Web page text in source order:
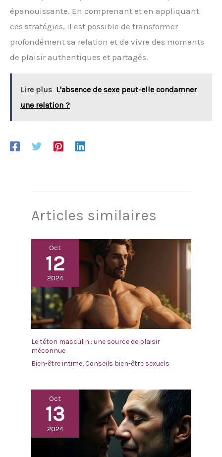
épanouissante. En comprenant et en appliquant
ces stratégies, il est possible de transformer
profondément sa relation et de vivre des moments
de plaisir authentiques et partagés.
Lire plus L'absence de sexe peut-elle condamner
une relation ?
Articles similaires
Oct
12
2024
Le téton masculin : une source de plaisir
méconnue
Bien-être intime,Conseils bien-être sexuels
Oct
13
2024